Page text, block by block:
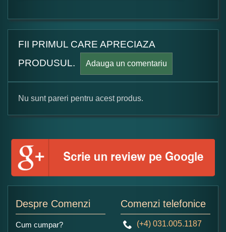
FII PRIMUL CARE APRECIAZA
PRODUSUL.
Adauga un comentariu
Formular pareri client
Numele dumneavoastra:
Nu sunt pareri pentru acest produs.
Despre Comenzi
Cum cumpar?
Comenzi telefonice
(+4) 031.005.1187